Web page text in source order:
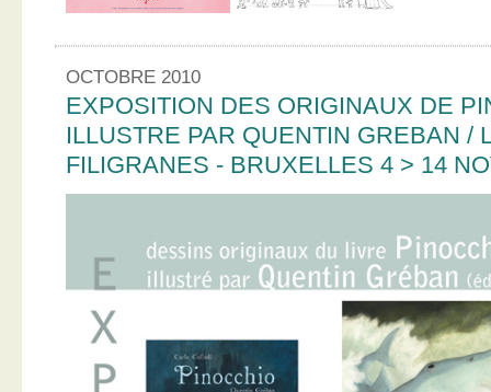
OCTOBRE 2010
EXPOSITION DES ORIGINAUX DE
ILLUSTRE PAR QUENTIN GREBAN /
FILIGRANES - BRUXELLES 4 > 14